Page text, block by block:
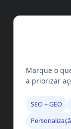
Marque o
a priorizar
SEO + GEO